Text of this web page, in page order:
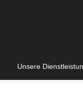
Unsere